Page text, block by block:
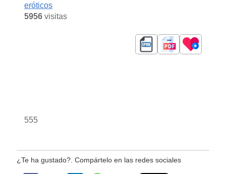
eróticos
5956visitas
555
¿Te ha gustado?. Compártelo en las redes sociales